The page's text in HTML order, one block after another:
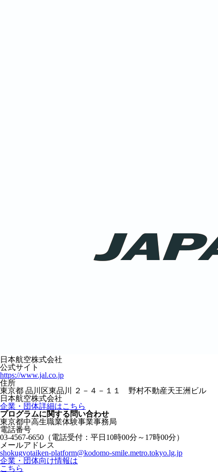
日本航空株式会社
公式サイト
https://www.jal.co.jp
住所
東京都 品川区東品川 ２－４－１１ 野村不動産天王洲ビル
日本航空株式会社
企業・団体詳細はこちら
プログラムに関する問い合わせ
東京都中高生職業体験事業事務局
電話番号
03-4567-6650 （電話受付：平日10時00分～17時00分）
メールアドレス
shokugyotaiken-platform@kodomo-smile.metro.tokyo.lg.jp
企業・団体向け情報は
こちら